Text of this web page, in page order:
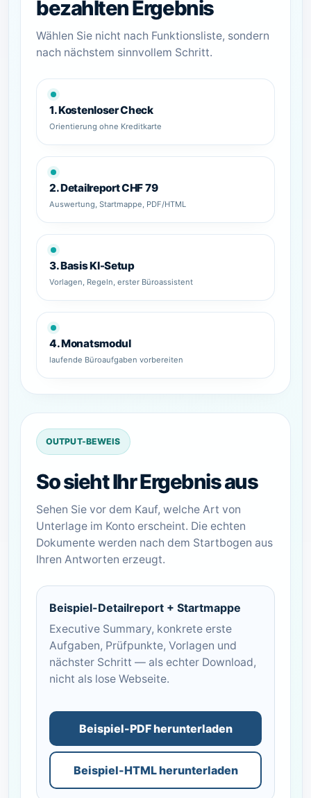
bezahlten Ergebnis
Wählen Sie nicht nach Funktionsliste, sondern
nach nächstem sinnvollem Schritt.
1. Kostenloser Check
Orientierung ohne Kreditkarte
2. Detailreport CHF 79
Auswertung, Startmappe, PDF/HTML
3. Basis KI-Setup
Vorlagen, Regeln, erster Büroassistent
4. Monatsmodul
laufende Büroaufgaben vorbereiten
OUTPUT-BEWEIS
So sieht Ihr Ergebnis aus
Sehen Sie vor dem Kauf, welche Art von
Unterlage im Konto erscheint. Die echten
Dokumente werden nach dem Startbogen aus
Ihren Antworten erzeugt.
Beispiel-Detailreport + Startmappe
Executive Summary, konkrete erste
Aufgaben, Prüfpunkte, Vorlagen und
nächster Schritt — als echter Download,
nicht als lose Webseite.
Beispiel-PDF herunterladen
Beispiel-HTML herunterladen